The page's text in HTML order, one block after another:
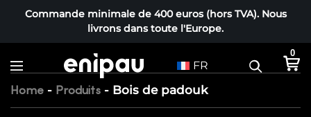
Commande minimale de 400 euros (hors TVA). Nous
livrons dans toute l'Europe.
FR
0
Home - Produits - Bois de padouk